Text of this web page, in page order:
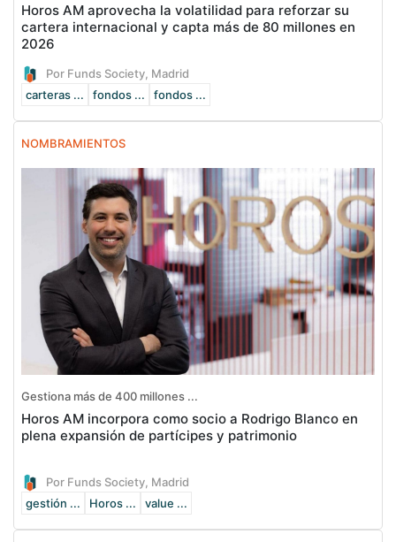
Horos AM aprovecha la volatilidad para reforzar su
cartera internacional y capta más de 80 millones en
2026
Por Funds Society, Madrid
carteras ...
fondos ... fondos ...
NOMBRAMIENTOS
Gestiona más de 400 millones ...
Horos AM incorpora como socio a Rodrigo Blanco en
plena expansión de partícipes y patrimonio
Por Funds Society, Madrid
gestión ...
Horos ... value ...